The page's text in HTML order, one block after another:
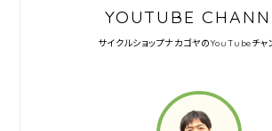
YOUTUBE
サイクルショップナカゴヤのYouTubeチャ